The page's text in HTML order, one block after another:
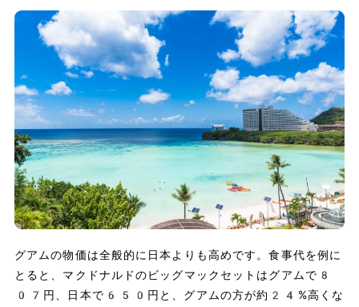
グアムの物価は全般的に日本よりも高めです。食事代を例に
とると、マクドナルドのビッグマックセットはグアムで8
07円、日本で650円と、グアムの方が約24%高くな